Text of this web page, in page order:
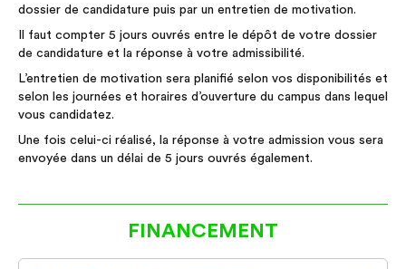
dossier de candidature puis par un entretien de motivation.
Il faut compter 5 jours ouvrés entre le dépôt de votre dossier
de candidature et la réponse à votre admissibilité.
L’entretien de motivation sera planifié selon vos disponibilités et
selon les journées et horaires d’ouverture du campus dans lequel
vous candidatez.
Une fois celui-ci réalisé, la réponse à votre admission vous sera
envoyée dans un délai de 5 jours ouvrés également.
FINANCEMENT